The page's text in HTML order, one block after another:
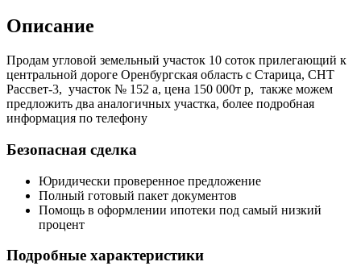
Описание
Продам угловой земельный участок 10 соток прилегающий к
центральной дороге Оренбургская область с Старица, СНТ
Рассвет-3, участок № 152 а, цена 150 000т р, также можем
предложить два аналогичных участка, более подробная
информация по телефону
Безопасная сделка
Юридически проверенное предложение
Полный готовый пакет документов
Помощь в оформлении ипотеки под самый низкий
процент
Подробные характеристики